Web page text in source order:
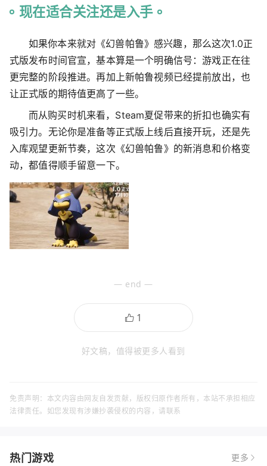
现在适合关注还是入手
如果你本来就对《幻兽帕鲁》感兴趣，那么这次1.0正
式版发布时间官宣，基本算是一个明确信号：游戏正在往
更完整的阶段推进。再加上新帕鲁视频已经提前放出，也
让正式版的期待值更高了一些。
而从购买时机来看，Steam夏促带来的折扣也确实有
吸引力。无论你是准备等正式版上线后直接开玩，还是先
入库观望更新节奏，这次《幻兽帕鲁》的新消息和价格变
动，都值得顺手留意一下。
— end —
好文稿，值得被更多人看到
免责声明：本文内容由网友自发贡献，版权归原作者所有，本站不承担相应
法律责任。如您发现有涉嫌抄袭侵权的内容，请联系
热门游戏 更多